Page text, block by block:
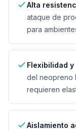
Alta
ataque de
para
Flexibilidad
del neopreno
requieren
Aislamiento